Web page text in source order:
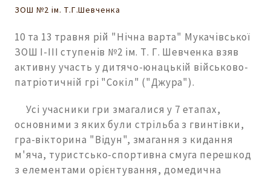
ЗОШ №2 ім. Т.Г.Шевченка
10 та 13 травня рій "Нічна варта" Мукачівської
ЗОШ І-ІІІ ступенів №2 ім. Т. Г. Шевченка взяв
активну участь у дитячо-юнацькій військово-
патріотичній грі "Сокіл" ("Джура").
Усі учасники гри змагалися у 7 етапах,
основними з яких були стрільба з гвинтівки,
гра-вікторина "Відун", змагання з кидання
м'яча, туристсько-спортивна смуга перешкод
з елементами орієнтування, домедична